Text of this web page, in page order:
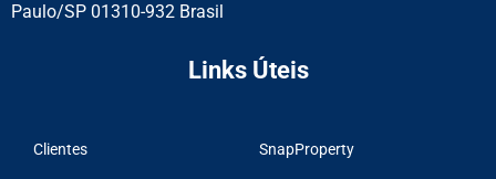
Paulo/SP 01310-932 Brasil
Links Úteis
Clientes SnapProperty